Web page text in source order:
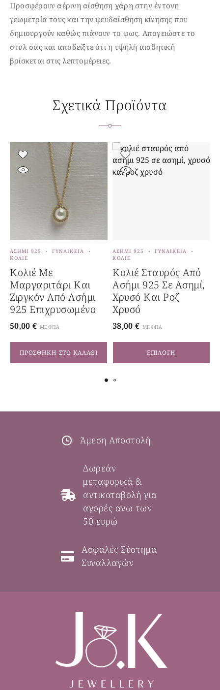
Προσφέρουν αέρινη αίσθηση χάρη στην έντονη
γεωμετρία τους και την ψευδαίσθηση κίνησης που
δημιουργούν καθώς πιάνουν το φως. Απογειώστε το
στυλ σας και αποδείξτε ότι η υψηλή αισθητική
βρίσκεται στις λεπτομέρειες.
Σχετικά Προϊόντα
ΠΡΟΣΘΉΚΗ ΣΤΟ ΚΑΛΆΘΙ
ΑΣΉΜΙ 925
ΓΥΝΑΙΚΕΊΑ
ΚΟΛΙΈ
Κολιέ Με
Μαργαριτάρι Και
Ζιργκόν Από Ασήμι
925 Επιχρυσωμένο
50,00 € ΜΕ ΦΠΑ
ΕΠΙΛΟΓΉ
ΑΣΉΜΙ 925
ΓΥΝΑΙΚΕΊΑ
ΚΟΛΙΈ
Κολιέ Σταυρός Από
Ασήμι 925 Σε Ασημί,
Χρυσό Και Ροζ
Χρυσό
38,00 € ΜΕ ΦΠΑ
Άμεση Αποστολή
Δωρεάν
μεταφορικά &
αντικαταβολή για
αγορές ανω των
50 ευρώ
Ασφαλές Σύστημα
Συναλλαγών